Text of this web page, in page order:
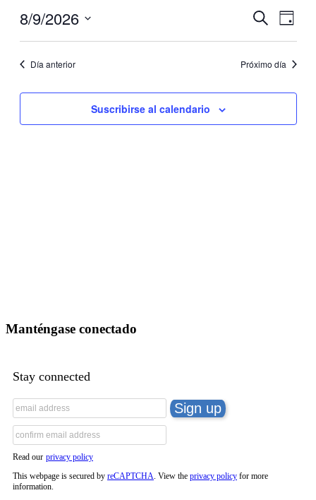
Búsqueda
y
vistas
Busque
por
las
vistas
los
Día
8/9/2026
fecha.Día anterior Próximo día
Suscribirse al calendario
Manténgase conectado
Stay connected
Read our privacy policy
This webpage is secured by reCAPTCHA. View the privacy policy for more
information.